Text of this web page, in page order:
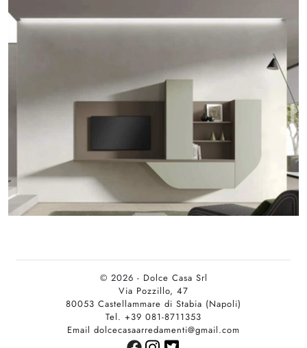
© 2026 - Dolce Casa Srl
Via Pozzillo, 47
80053 Castellammare di Stabia (Napoli)
Tel. +39 081-8711353
Email dolcecasaarredamenti@gmail.com